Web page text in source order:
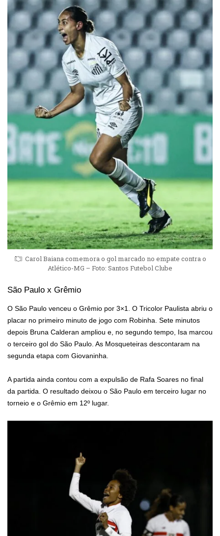
Carol Baiana comemora o gol marcado no empate contra o
Atlético-MG – Foto: Santos Futebol Clube
São Paulo x Grêmio
O São Paulo venceu o Grêmio por 3×1. O Tricolor Paulista abriu o
placar no primeiro minuto de jogo com Robinha. Sete minutos
depois Bruna Calderan ampliou e, no segundo tempo, Isa marcou
o terceiro gol do São Paulo. As Mosqueteiras descontaram na
segunda etapa com Giovaninha.
A partida ainda contou com a expulsão de Rafa Soares no final
da partida. O resultado deixou o São Paulo em terceiro lugar no
torneio e o Grêmio em 12º lugar.